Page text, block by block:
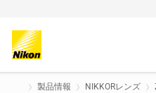
製品情報 NIKKORレンズ